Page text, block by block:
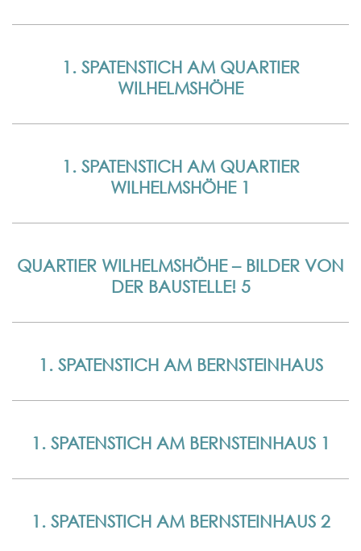
1. SPATENSTICH AM QUARTIER
WILHELMSHÖHE
1. SPATENSTICH AM QUARTIER
WILHELMSHÖHE 1
QUARTIER WILHELMSHÖHE – BILDER VON
DER BAUSTELLE! 5
1. SPATENSTICH AM BERNSTEINHAUS
1. SPATENSTICH AM BERNSTEINHAUS 1
1. SPATENSTICH AM BERNSTEINHAUS 2